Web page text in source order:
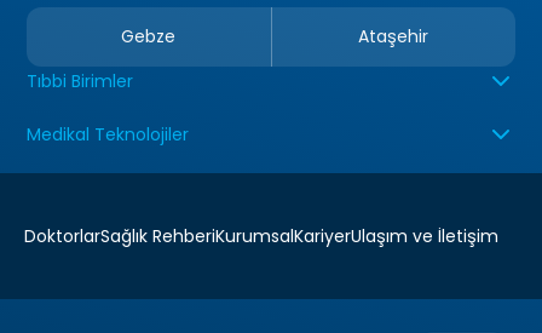
Gebze
Ataşehir
Tıbbi Birimler
Medikal Teknolojiler
DoktorlarSağlık RehberiKurumsalKariyerUlaşım ve İletişim